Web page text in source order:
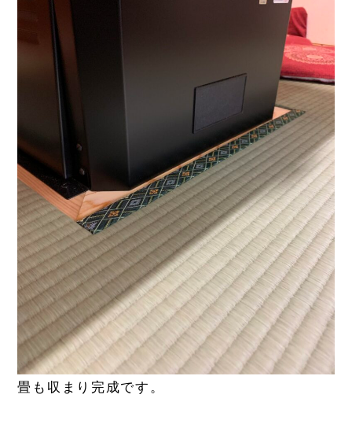
畳も収まり完成です。